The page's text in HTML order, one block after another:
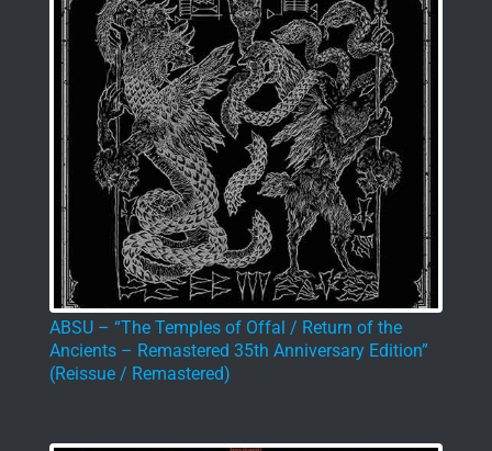
ABSU – “The Temples of Offal / Return of the
Ancients – Remastered 35th Anniversary Edition”
(Reissue / Remastered)